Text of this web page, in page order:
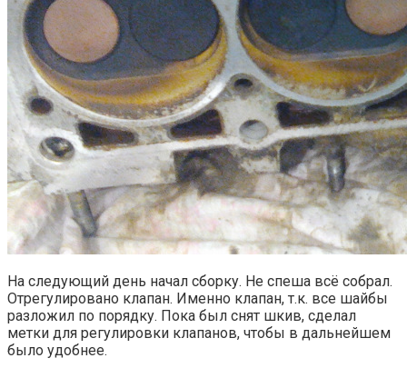
На следующий день начал сборку. Не спеша всё собрал.
Отрегулировано клапан. Именно клапан, т.к. все шайбы
разложил по порядку. Пока был снят шкив, сделал
метки для регулировки клапанов, чтобы в дальнейшем
было удобнее.